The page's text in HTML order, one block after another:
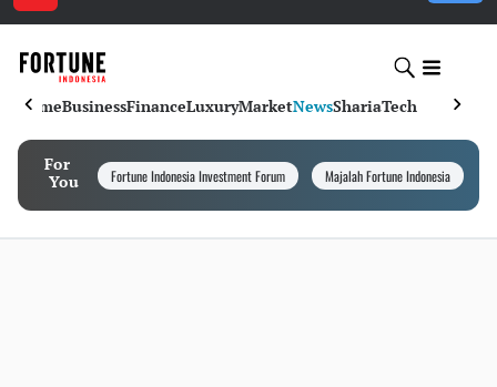
HomeBusinessFinanceLuxuryMarketNewsShariaTech
For
You
Fortune Indonesia Investment Forum Majalah Fortune Indonesia